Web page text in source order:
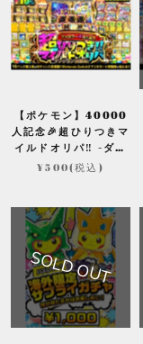
【ポケモン】40000
人記念🎉超ひりつきマ
イルドオリパ‼ -ダン
ジョン演出編-
¥500(税込)
SOLD OUT